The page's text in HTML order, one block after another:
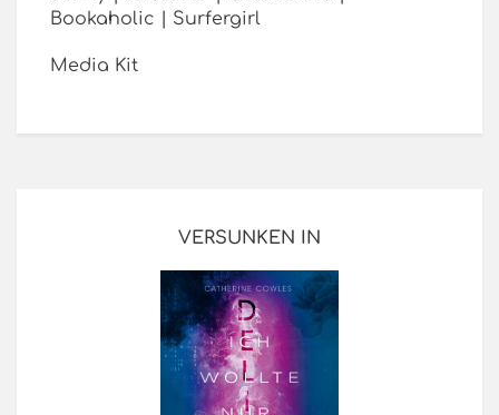
Bookaholic | Surfergirl
Media Kit
VERSUNKEN IN